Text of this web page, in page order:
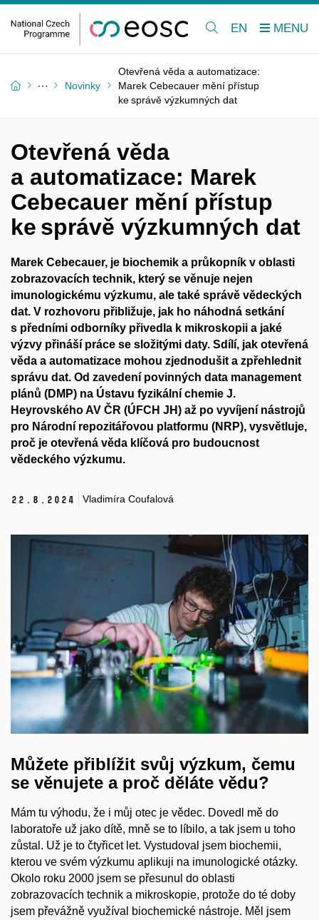
EN
Novinky
Otevřená věda a automatizace:
Marek Cebecauer mění přístup
ke správě výzkumných dat
Otevřená věda
a automatizace: Marek
Cebecauer mění přístup
ke správě výzkumných dat
Marek Cebecauer, je biochemik a průkopník v oblasti
zobrazovacích technik, který se věnuje nejen
imunologickému výzkumu, ale také správě vědeckých
dat. V rozhovoru přibližuje, jak ho náhodná setkání
s předními odborníky přivedla k mikroskopii a jaké
výzvy přináší práce se složitými daty. Sdílí, jak otevřená
věda a automatizace mohou zjednodušit a zpřehlednit
správu dat. Od zavedení povinných data management
plánů (DMP) na Ústavu fyzikální chemie J.
Heyrovského AV ČR (ÚFCH JH) až po vyvíjení nástrojů
pro Národní repozitářovou platformu (NRP), vysvětluje,
proč je otevřená věda klíčová pro budoucnost
vědeckého výzkumu.
22. 8. 2024 Vladimíra Coufalová
Můžete přiblížit svůj výzkum, čemu
se věnujete a proč děláte vědu?
Mám tu výhodu, že i můj otec je vědec. Dovedl mě do
laboratoře už jako dítě, mně se to líbilo, a tak jsem u toho
zůstal. Už je to čtyřicet let. Vystudoval jsem biochemii,
kterou ve svém výzkumu aplikuji na imunologické otázky.
Okolo roku 2000 jsem se přesunul do oblasti
zobrazovacích technik a mikroskopie, protože do té doby
jsem převážně využíval biochemické nástroje. Měl jsem